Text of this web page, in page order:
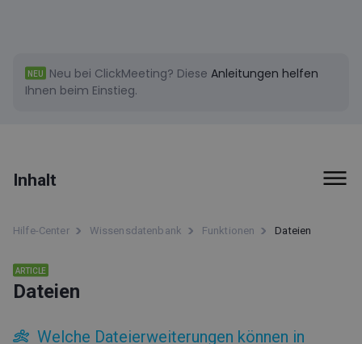
NEU Neu bei ClickMeeting? Diese Anleitungen helfen
Ihnen beim Einstieg.
Inhalt
Tipps und Tricks
Erste Schritte
Rechnungslegung und Zahlungen
Hilfe-Center Wissensdatenbank Funktionen Dateien
ARTICLE
Dateien
Welche Dateierweiterungen können in